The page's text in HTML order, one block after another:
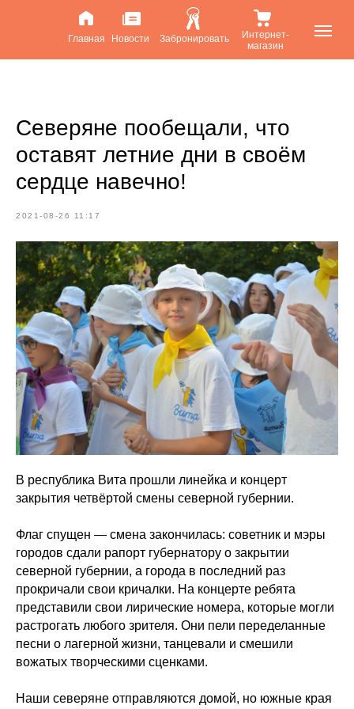
Главная Новости Забронировать
Интернет-
магазин
Северяне пообещали, что
оставят летние дни в своём
сердце навечно!
2021-08-26 11:17
В республика Вита прошли линейка и концерт
закрытия четвёртой смены северной губернии.
Флаг спущен — смена закончилась: советник и мэры
городов сдали рапорт губернатору о закрытии
северной губернии, а города в последний раз
прокричали свои кричалки. На концерте ребята
представили свои лирические номера, которые могли
растрогать любого зрителя. Они пели переделанные
песни о лагерной жизни, танцевали и смешили
вожатых творческими сценками.
Наши северяне отправляются домой, но южные края